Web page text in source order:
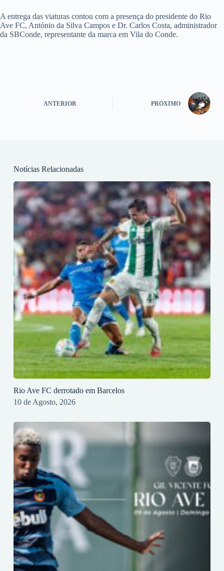
A entrega das viaturas contou com a presença do presidente do Rio
Ave FC, António da Silva Campos e Dr. Carlos Costa, administrador
da SBConde, representante da marca em Vila do Conde.
ANTERIOR PRÓXIMO
Notícias Relacionadas
Rio Ave FC derrotado em Barcelos
10 de Agosto, 2026